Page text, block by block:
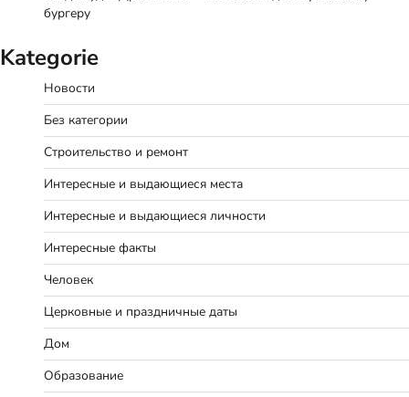
бургеру
Kategorie
Новости
Без категории
Строительство и ремонт
Интересные и выдающиеся места
Интересные и выдающиеся личности
Интересные факты
Человек
Церковные и праздничные даты
Дом
Образование